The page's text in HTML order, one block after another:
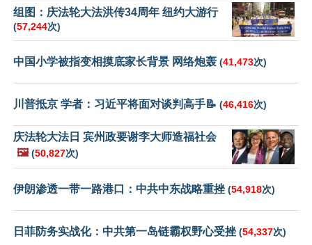
组图：庆法轮大法洪传34周年 纽约大游行
(57,244次)
中国小学被指变相摸底家长背景 网络炮轰 (41,473次)
川普抵京 学者：习近平将面对谈判高手📝 (46,416次)
庆法轮大法日 宾州政要谢李大师造福社会
🖼️ (50,827次)
伊朗渗透一带一路港口：中共中东战略重挫 (54,918次)
日菲防务实战化：中共第一岛链霸权野心受挫 (54,337次)